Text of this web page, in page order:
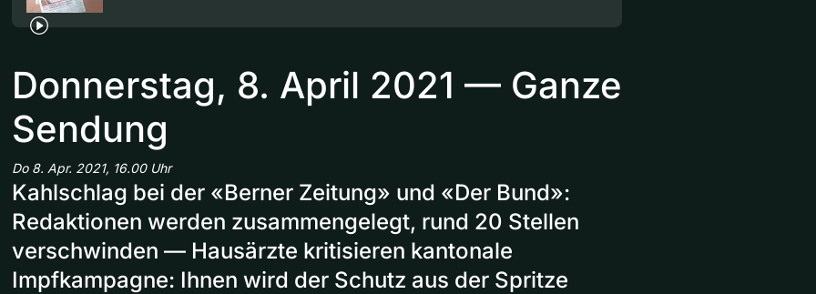
Donnerstag, 8. April 2021 — Ganze
Sendung
Do 8. Apr. 2021, 16.00 Uhr
Kahlschlag bei der «Berner Zeitung» und «Der Bund»:
Redaktionen werden zusammengelegt, rund 20 Stellen
verschwinden — Hausärzte kritisieren kantonale
Impfkampagne: Ihnen wird der Schutz aus der Spritze